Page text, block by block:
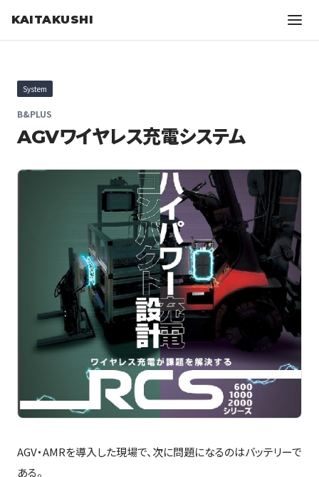
KAITAKUSHI
System
B&PLUS
AGVワイヤレス充電システム
AGV・AMRを導入した現場で、次に問題になるのはバッテリーで
ある。